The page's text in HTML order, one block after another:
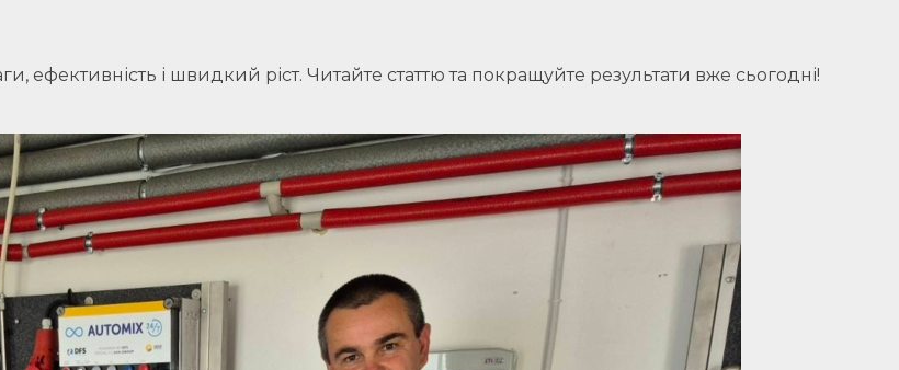
ефективність і швидкий ріст. Читайте статтю та покращуйте результати вже сьогодні!